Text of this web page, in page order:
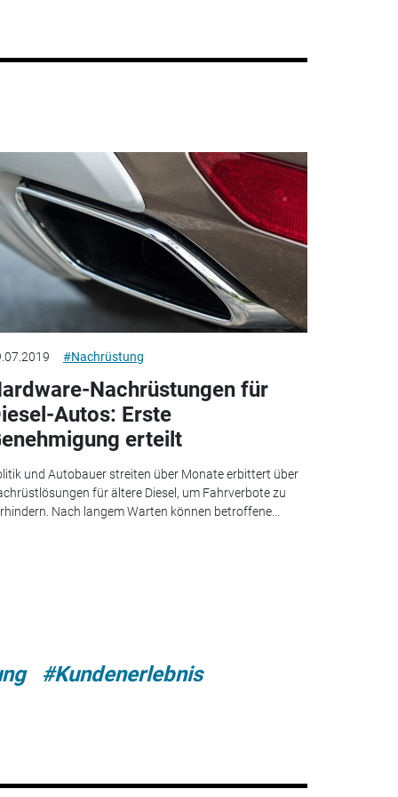
#Nachrüstung
Nachrüstungen für
Autos: Erste
erteilt
und Autobauer streiten über Monate erbittert über
für ältere Diesel, um Fahrverbote zu
Nach langem Warten können betroffene...
#Kundenerlebnis